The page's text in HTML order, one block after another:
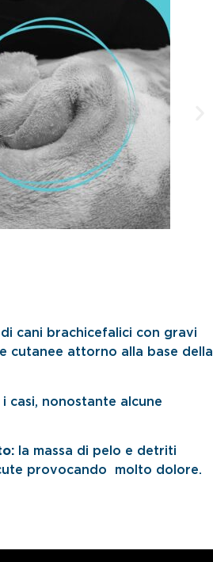
cani brachicefalici con gravi
cutanee attorno alla base della
casi, nonostante alcune
la massa di pelo e detriti
provocando molto dolore.